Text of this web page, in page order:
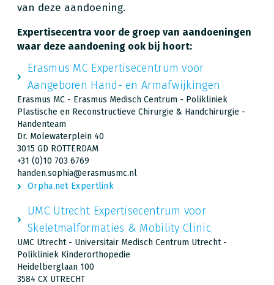
van deze aandoening.
Expertisecentra voor de groep van aandoeningen
waar deze aandoening ook bij hoort:
Erasmus MC Expertisecentrum voor
Aangeboren Hand- en Armafwijkingen
Erasmus MC - Erasmus Medisch Centrum - Polikliniek
Plastische en Reconstructieve Chirurgie & Handchirurgie -
Handenteam
Dr. Molewaterplein 40
3015 GD ROTTERDAM
+31 (0)10 703 6769
handen.sophia@erasmusmc.nl
Orpha.net Expertlink
UMC Utrecht Expertisecentrum voor
Skeletmalformaties & Mobility Clinic
UMC Utrecht - Universitair Medisch Centrum Utrecht -
Polikliniek Kinderorthopedie
Heidelberglaan 100
3584 CX UTRECHT